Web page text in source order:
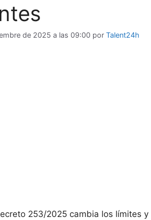
de 2025 a las 09:00 por Talent24h
253/2025 cambia los límites